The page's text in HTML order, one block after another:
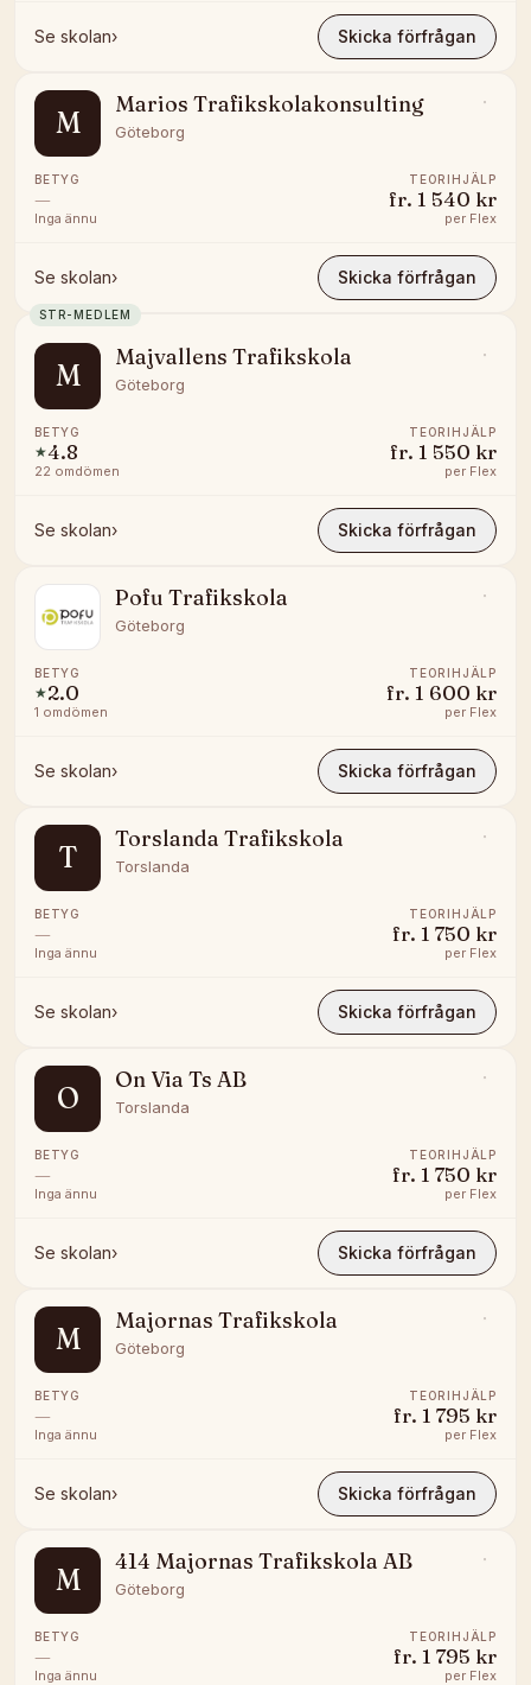
Se skolan› Skicka förfrågan
M
Marios Trafikskolakonsulting
Göteborg
BETYG
—
Inga ännu
TEORIHJÄLP
fr. 1 540 kr
per Flex
Se skolan› Skicka förfrågan
STR-MEDLEM
M
Majvallens Trafikskola
Göteborg
BETYG
★4.8
22 omdömen
TEORIHJÄLP
fr. 1 550 kr
per Flex
Se skolan› Skicka förfrågan
Pofu Trafikskola
Göteborg
BETYG
★2.0
1 omdömen
TEORIHJÄLP
fr. 1 600 kr
per Flex
Se skolan› Skicka förfrågan
T
Torslanda Trafikskola
Torslanda
BETYG
—
Inga ännu
TEORIHJÄLP
fr. 1 750 kr
per Flex
Se skolan› Skicka förfrågan
O
On Via Ts AB
Torslanda
BETYG
—
Inga ännu
TEORIHJÄLP
fr. 1 750 kr
per Flex
Se skolan› Skicka förfrågan
M
Majornas Trafikskola
Göteborg
BETYG
—
Inga ännu
TEORIHJÄLP
fr. 1 795 kr
per Flex
Se skolan› Skicka förfrågan
M
414 Majornas Trafikskola AB
Göteborg
BETYG
—
Inga ännu
TEORIHJÄLP
fr. 1 795 kr
per Flex